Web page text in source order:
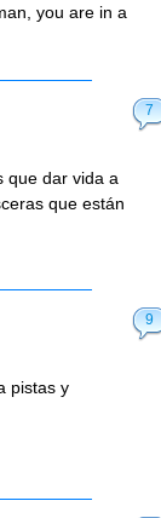
you are in a
7
que dar vida a
que están
9
pistas y